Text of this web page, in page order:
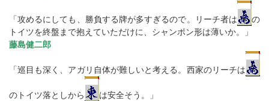
「攻めるにしても、勝負する牌が多すぎるので。リーチ者は
の
トイツを終盤まで抱えていただけに、シャンポン形は薄いか。」
藤島健二郎
「巡目も深く、アガリ自体が難しいと考える。西家のリーチは
のトイツ落としから
は安全そう。」